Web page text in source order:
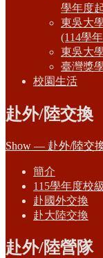
學年度
東吳大
(114學
東吳大
臺灣獎
校園生活
赴外/陸交換
Show — 赴外/陸交
簡介
115學年度校
赴國外交換
赴大陸交換
赴外/陸營隊